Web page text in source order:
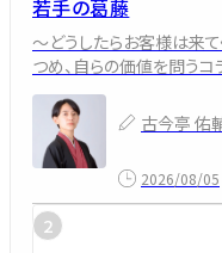
若手の葛藤
～どうしたらお客様は来
つめ、自らの価値を問うコ
古今亭 佑
2026/08/05